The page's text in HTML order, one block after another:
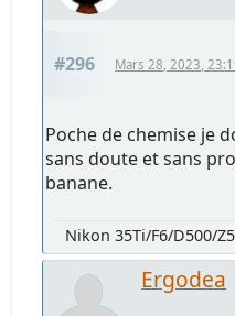
#296 Mars 28, 2023,
Poche de chemise je
sans doute et sans
banane.
Nikon 35Ti/F6/D500/
Ergodea